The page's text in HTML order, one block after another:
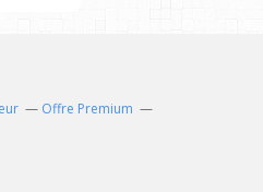
Offre Premium